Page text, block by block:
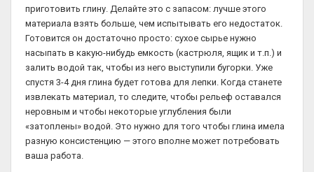
приготовить глину. Делайте это с запасом: лучше этого
материала взять больше, чем испытывать его недостаток.
Готовится он достаточно просто: сухое сырье нужно
насыпать в какую-нибудь емкость (кастрюля, ящик и т.п.) и
залить водой так, чтобы из него выступили бугорки. Уже
спустя 3-4 дня глина будет готова для лепки. Когда станете
извлекать материал, то следите, чтобы рельеф оставался
неровным и чтобы некоторые углубления были
«затоплены» водой. Это нужно для того чтобы глина имела
разную консистенцию — этого вполне может потребовать
ваша работа.